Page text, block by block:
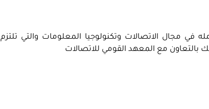
في مجال الاتصالات وتكنولوجيا المعلومات والتي تلتزم
بالتعاون مع المعهد القومي للاتصالات